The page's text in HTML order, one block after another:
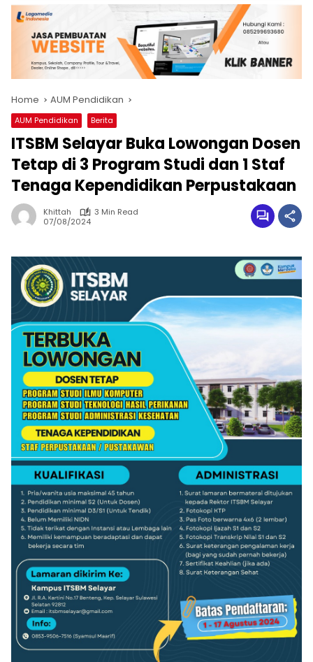
Home AUM Pendidikan
AUM Pendidikan Berita
ITSBM Selayar Buka Lowongan Dosen
Tetap di 3 Program Studi dan 1 Staf
Tenaga Kependidikan Perpustakaan
Khittah
3 Min Read
07/08/2024